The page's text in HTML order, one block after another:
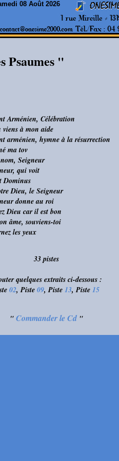
08 Août 2026
Psaumes "
Arménien, Célébration
à mon aide
arménien, hymne à la résurrection
ma tov
Seigneur
qui voit
Dominus
Dieu, le Seigneur
donne au roi
Dieu car il est bon
âme, souviens-toi
les yeux
33 pistes
quelques extraits ci-dessous :
02, Piste 09, Piste 13, Piste 15
"Commander le Cd"